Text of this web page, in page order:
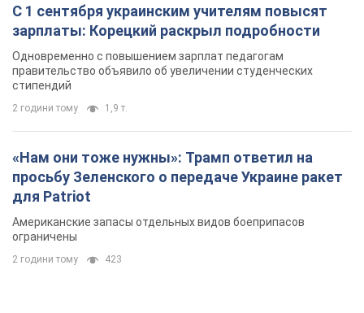
С 1 сентября украинским учителям повысят
зарплаты: Корецкий раскрыл подробности
Одновременно с повышением зарплат педагогам
правительство объявило об увеличении студенческих
стипендий
2 години тому 1,9 т.
«Нам они тоже нужны»: Трамп ответил на
просьбу Зеленского о передаче Украине ракет
для Patriot
Американские запасы отдельных видов боеприпасов
ограничены
2 години тому 423